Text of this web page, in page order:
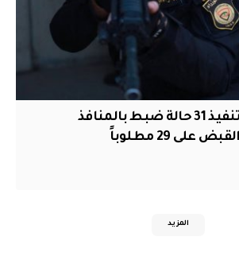
الأمن الوطني: تنفيذ 31 حالة ضبط بالمنافذ
29 مطلوباً
المزيد